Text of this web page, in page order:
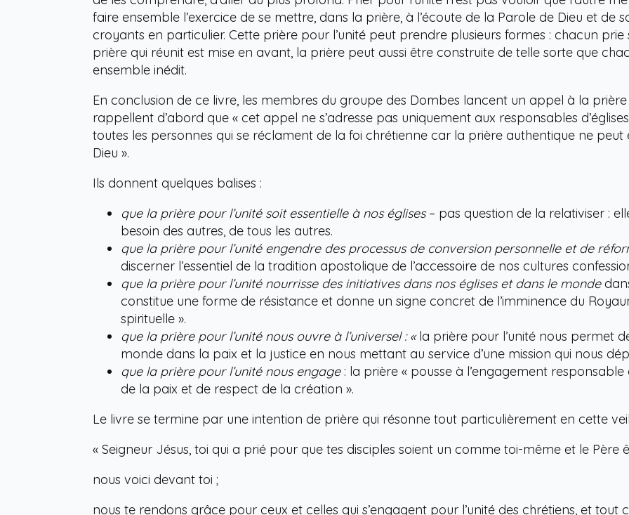
faire ensemble l’exercice de se mettre, dans la prière, à l’écoute de la Parole de Dieu et de
croyants en particulier. Cette prière pour l’unité peut prendre plusieurs formes : chacun
prière qui réunit est mise en avant, la prière peut aussi être construite de telle sorte que
ensemble inédit.
En conclusion de ce livre, les membres du groupe des Dombes lancent un appel à la prière
rappellent d’abord que « cet appel ne s’adresse pas uniquement aux responsables
toutes les personnes qui se réclament de la foi chrétienne car la prière authentique ne
Dieu ».
Ils donnent quelques balises :
que la prière pour l’unité soit essentielle à nos églises– pas question de la relativiser :
besoin des autres, de tous les autres.
que la prière pour l’unité engendre des processus de conversion personnelle et de
discerner l’essentiel de la tradition apostolique de l’accessoire de nos cultures
que la prière pour l’unité nourrisse des initiatives dans nos églises et dans le monde
constitue une forme de résistance et donne un signe concret de l’imminence du
spirituelle ».
que la prière pour l’unité nous ouvre à l’universel : «la prière pour l’unité nous permet
monde dans la paix et la justice en nous mettant au service d’une mission qui nous
que la prière pour l’unité nous engage : la prière « pousse à l’engagement
de la paix et de respect de la création ».
Le livre se termine par une intention de prière qui résonne tout particulièrement en cette
« Seigneur Jésus, toi qui a prié pour que tes disciples soient un comme toi-même et le Père
nous voici devant toi ;
nous te rendons grâce pour ceux et celles qui s’engagent pour l’unité des chrétiens, et tout